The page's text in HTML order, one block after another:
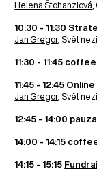
Helena Štohanzlová
10:30 - 11:30
Jan Gregor, Svět
11:30 - 11:45
11:45 - 12:45
Jan Gregor, Svět
12:45 - 14:00
14:00 - 14:15
14:15 - 15:15